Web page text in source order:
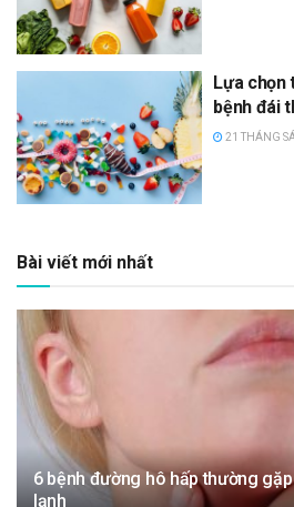
Lựa chọn
bệnh đái
21 THÁNG
Bài viết mới nhất
6 bệnh đường hô hấp thường
lạnh